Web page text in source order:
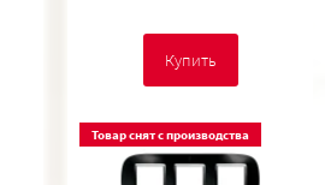
Купить
Товар снят с производства